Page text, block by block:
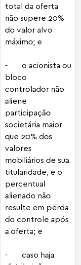
total da oferta
não supere 20%
do valor alvo
máximo; e
- o acionista ou
bloco
controlador não
aliene
participação
societária maior
que 20% dos
valores
mobiliários de sua
titularidade, e o
percentual
alienado não
resulte em perda
do controle após
a oferta; e
- caso haja